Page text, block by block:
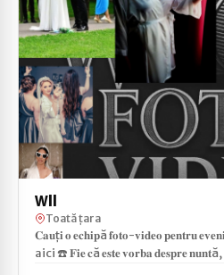
Wll
Toată țara
𝐂𝐚𝐮ț𝐢 𝐨 𝐞𝐜𝐡𝐢𝐩ă 𝐟𝐨𝐭𝐨-𝐯𝐢𝐝𝐞𝐨 𝐩𝐞𝐧𝐭𝐫𝐮
aici ☎️ 𝐅𝐢𝐞 𝐜ă 𝐞𝐬𝐭𝐞 𝐯𝐨𝐫𝐛𝐚 𝐝𝐞𝐬𝐩𝐫𝐞